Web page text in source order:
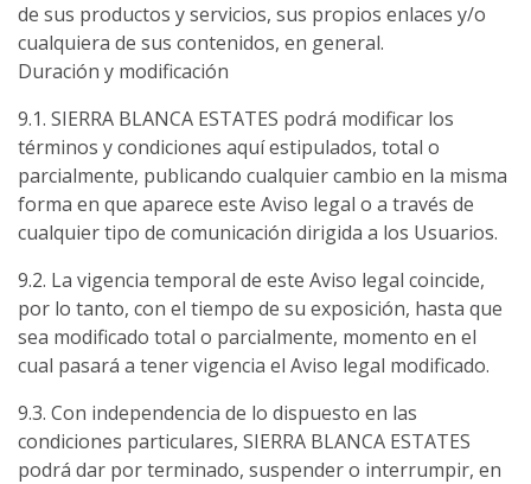
de sus productos y servicios, sus propios enlaces y/o
cualquiera de sus contenidos, en general.
Duración y modificación
9.1. SIERRA BLANCA ESTATES podrá modificar los
términos y condiciones aquí estipulados, total o
parcialmente, publicando cualquier cambio en la misma
forma en que aparece este Aviso legal o a través de
cualquier tipo de comunicación dirigida a los Usuarios.
9.2. La vigencia temporal de este Aviso legal coincide,
por lo tanto, con el tiempo de su exposición, hasta que
sea modificado total o parcialmente, momento en el
cual pasará a tener vigencia el Aviso legal modificado.
9.3. Con independencia de lo dispuesto en las
condiciones particulares, SIERRA BLANCA ESTATES
podrá dar por terminado, suspender o interrumpir, en